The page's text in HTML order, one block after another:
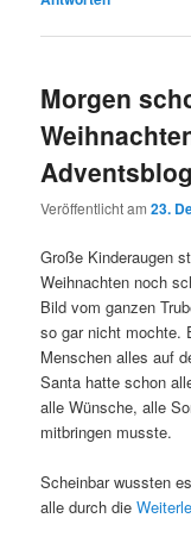
Morgen
Veröffentlicht am23.
Große Kinderaugen
Weihnachten noch
Bild vom ganzen
so gar nicht mochte.
Menschen alles auf
Santa hatte schon
alle Wünsche, alle
mitbringen musste.
Scheinbar wussten
alle durch die